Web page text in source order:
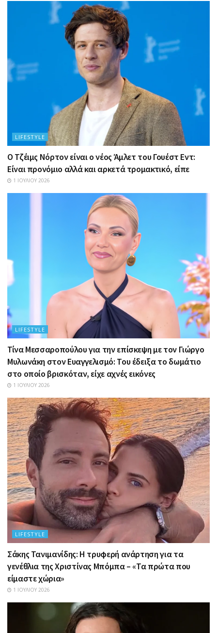
LIFESTYLE
Ο Τζέιμς Νόρτον είναι ο νέος Άμλετ του Γουέστ Εντ:
Είναι προνόμιο αλλά και αρκετά τρομακτικό, είπε
1 ΙΟΥΛΊΟΥ 2026
LIFESTYLE
Τίνα Μεσσαροπούλου για την επίσκεψη με τον Γιώργο
Μυλωνάκη στον Ευαγγελισμό: Του έδειξα το δωμάτιο
στο οποίο βρισκόταν, είχε αχνές εικόνες
1 ΙΟΥΛΊΟΥ 2026
LIFESTYLE
Σάκης Τανιμανίδης: Η τρυφερή ανάρτηση για τα
γενέθλια της Χριστίνας Μπόμπα – «Τα πρώτα που
είμαστε χώρια»
1 ΙΟΥΛΊΟΥ 2026